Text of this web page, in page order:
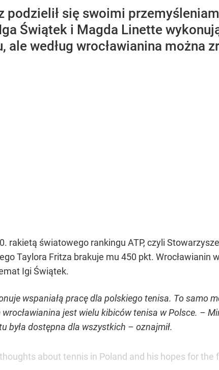
podzielił się swoimi
Świątek i Magda Linette
ale według wrocławianina można
rakietą światowego rankingu ATP, czyli
Taylora Fritza brakuje mu 450 pkt. Wrocławianin
Igi Świątek.
wspaniałą pracę dla polskiego tenisa. To samo
jest wielu kibiców tenisa w Polsce. –
była dostępna dla wszystkich – oznajmił.
about tennis in Poland and his hopes for the